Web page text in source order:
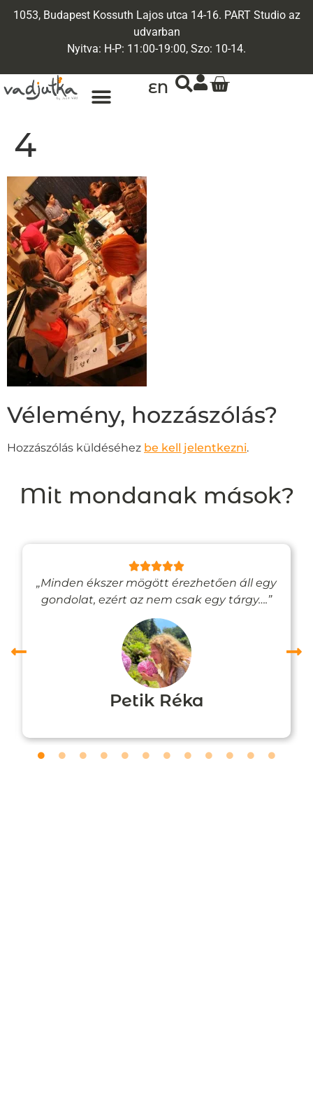
1053, Budapest Kossuth Lajos utca 14-16. PART Studio az
udvarban
Nyitva: H-P: 11:00-19:00, Szo: 10-14.
EN
4
Vélemény, hozzászólás?
Hozzászólás küldéséhez be kell jelentkezni.
Mit mondanak mások?
„Minden ékszer mögött érezhetően áll egy
gondolat, ezért az nem csak egy tárgy….”
Petik Réka